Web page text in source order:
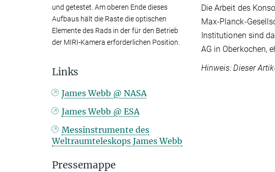
Die Arbeit des
Max-Planck-
Institutionen sind
AG in Oberkochen,
Hinweis: Dieser
und getestet. Am oberen Ende dieses
Aufbaus hält die Raste die optischen
Elemente des Rads in der für den Betrieb
der MIRI-Kamera erforderlichen Position.
Links
James Webb @ NASA
James Webb @ ESA
Messinstrumente des
Weltraumteleskops James Webb
Pressemappe